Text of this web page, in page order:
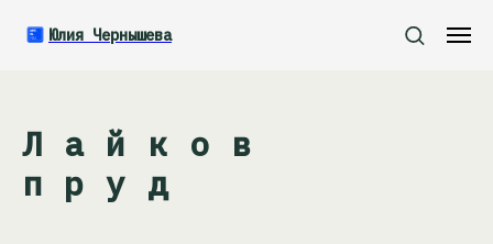
Юлия Чернышева
Лайков
пруд